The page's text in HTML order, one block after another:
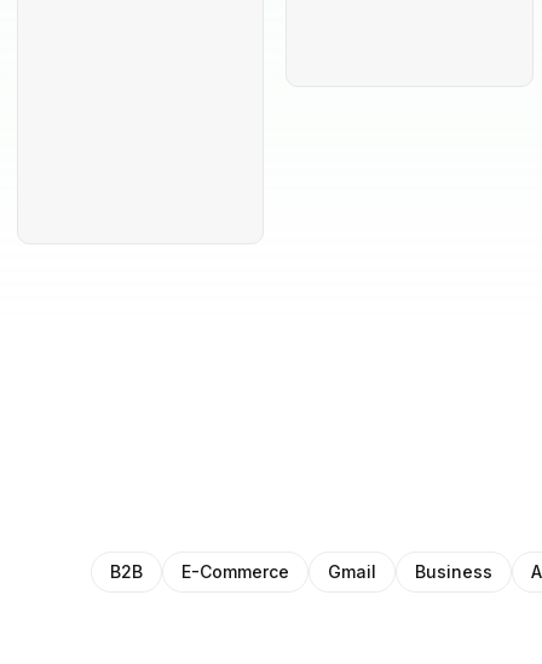
B2B E-Commerce Gmail Business